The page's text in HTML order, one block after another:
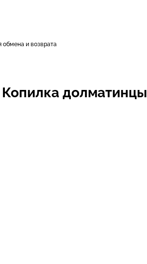
обмена и возврата
Копилка долматинцы